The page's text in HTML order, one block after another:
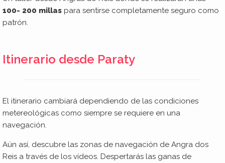
100- 200 millas para sentirse completamente seguro como
patrón.
Itinerario desde Paraty
El itinerario cambiará dependiendo de las condiciones
metereológicas como siempre se requiere en una
navegación.
Aún así, descubre las zonas de navegación de Angra dos
Reis a través de los vídeos. Despertarás las ganas de